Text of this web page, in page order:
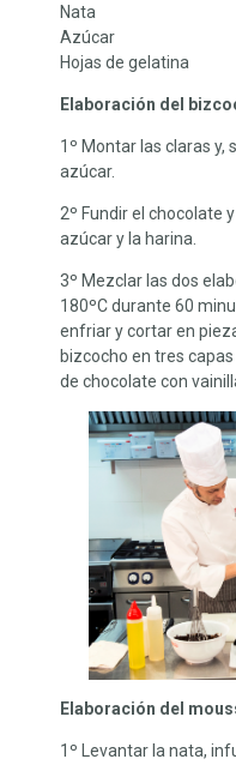
Nata
Azúcar
Hojas de gelatina
Elaboración del
1º Montar las claras y,
azúcar.
2º Fundir el chocolate
azúcar y la harina.
3º Mezclar las dos
180ºC durante 60
enfriar y cortar en
bizcocho en tres
de chocolate con
Elaboración del
1º Levantar la nata,